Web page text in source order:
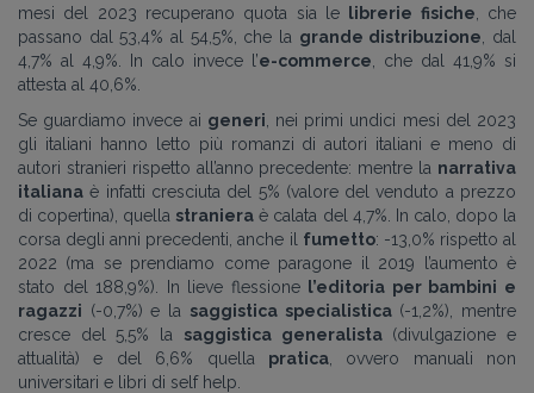
mesi del 2023 recuperano quota sia le
librerie fisiche , che
passano dal 53,4% al 54,5%, che la grande distribuzione , dal
4,7% al 4,9%. In calo invece l’e-commerce , che dal 41,9% si
attesta al 40,6%.
Se guardiamo invece ai generi , nei primi undici mesi del 2023
gli italiani hanno letto più romanzi di autori italiani e meno di
autori stranieri rispetto all’anno precedente: mentre la narrativa
italiana è infatti cresciuta del 5% (valore del venduto a prezzo
di copertina), quella straniera è calata del 4,7%. In calo, dopo la
corsa degli anni precedenti, anche il fumetto: -13,0% rispetto al
2022 (ma se prendiamo come paragone il 2019 l’aumento è
stato del 188,9%). In lieve flessione l’editoria per bambini e
ragazzi (-0,7%) e la saggistica specialistica(-1,2%), mentre
cresce del 5,5% la saggistica generalista(divulgazione e
attualità) e del 6,6% quella pratica, ovvero manuali non
universitari e libri di self help.